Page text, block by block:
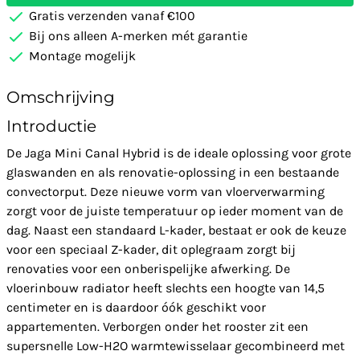
Gratis verzenden vanaf €100
Bij ons alleen A-merken mét garantie
Montage mogelijk
Omschrijving
Introductie
De Jaga Mini Canal Hybrid is de ideale oplossing voor grote
glaswanden en als renovatie-oplossing in een bestaande
convectorput. Deze nieuwe vorm van vloerverwarming
zorgt voor de juiste temperatuur op ieder moment van de
dag. Naast een standaard L-kader, bestaat er ook de keuze
voor een speciaal Z-kader, dit oplegraam zorgt bij
renovaties voor een onberispelijke afwerking. De
vloerinbouw radiator heeft slechts een hoogte van 14,5
centimeter en is daardoor óók geschikt voor
appartementen. Verborgen onder het rooster zit een
supersnelle Low-H2O warmtewisselaar gecombineerd met